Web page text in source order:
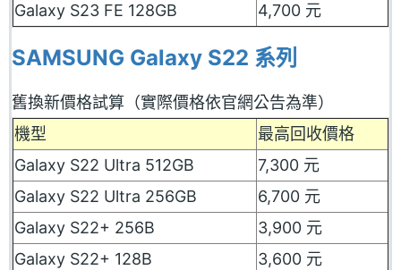
Galaxy S23 FE 128GB
4,700 元
SAMSUNG Galaxy S22 系列
舊換新價格試算（實際價格依官網公告為準）
機型
最高回收價格
Galaxy S22 Ultra 512GB
7,300 元
Galaxy S22 Ultra 256GB
6,700 元
Galaxy S22+ 256B
3,900 元
Galaxy S22+ 128B
3,600 元